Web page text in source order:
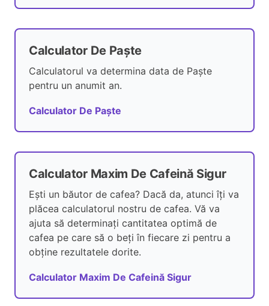
Calculator De Paște
Calculatorul va determina data de Paște
pentru un anumit an.
Calculator De Paște
Calculator Maxim De Cafeină Sigur
Ești un băutor de cafea? Dacă da, atunci îți va
plăcea calculatorul nostru de cafea. Vă va
ajuta să determinați cantitatea optimă de
cafea pe care să o beți în fiecare zi pentru a
obține rezultatele dorite.
Calculator Maxim De Cafeină Sigur